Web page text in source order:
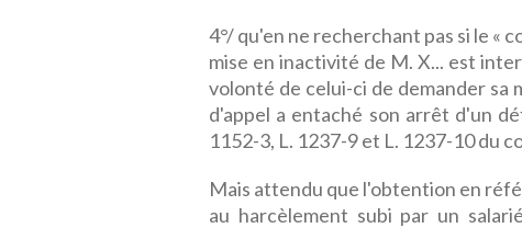
4°/ qu'en ne recherchant pas si le «
mise en inactivité de M. X... est
volonté de celui-ci de demander sa
d'appel a entaché son arrêt d'un
1152-3, L. 1237-9 et L. 1237-10 du
Mais attendu que l'obtention en
au harcèlement subi par un